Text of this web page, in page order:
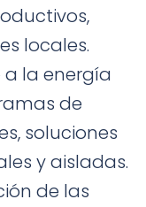
locales.
a la energía
de
soluciones
y aisladas.
de las